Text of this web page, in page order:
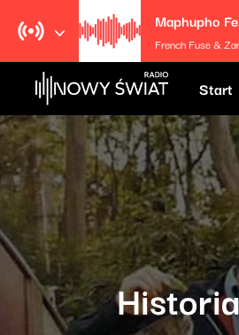
Maphupho
French Fuse &
Start